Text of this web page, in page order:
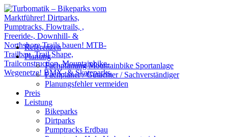
Referenzen
Planung
Fachplanung Mountainbike Sportanlage
Fachplaner / Gutachter / Sachverständiger
Planungsfehler vermeiden
Preis
Leistung
Bikeparks
Dirtparks
Pumptracks Erdbau